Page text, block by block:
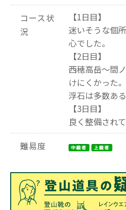
コース状
況
【1日目】
迷いそうな個
心でした。
【2日目】
西穂高岳～間
けにくかった。
浮石は多数あ
【3日目】
良く整備され
難易度